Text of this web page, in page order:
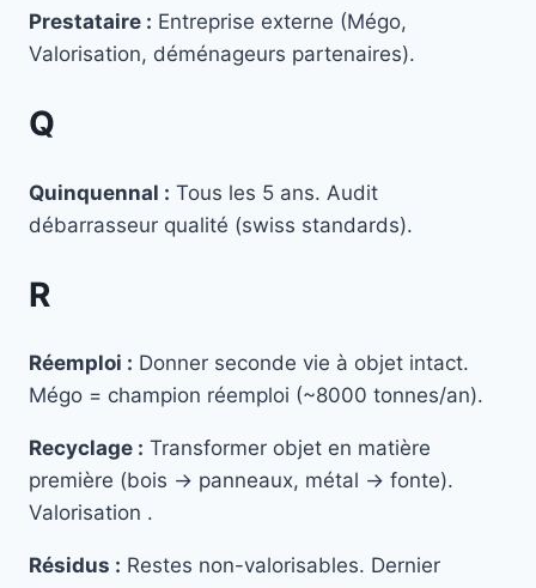
Prestataire : Entreprise externe (Mégo,
Valorisation, déménageurs partenaires).
Q
Quinquennal : Tous les 5 ans. Audit
débarrasseur qualité (swiss standards).
R
Réemploi : Donner seconde vie à objet intact.
Mégo = champion réemploi (~8000 tonnes/an).
Recyclage : Transformer objet en matière
première (bois → panneaux, métal → fonte).
Valorisation .
Résidus : Restes non-valorisables. Dernier